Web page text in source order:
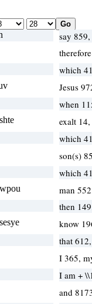
say
which
Jesus
when
exalt
which
son(s)
which
man
then
know
that
I 365,
I am +
and